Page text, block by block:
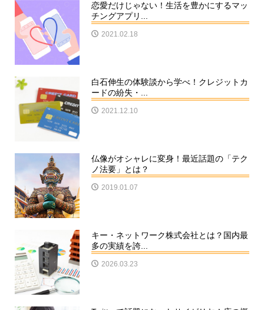
恋愛だけじゃない！生活を豊かにするマッ
チングアプリ...
2021.02.18
白石伸生の体験談から学べ！クレジットカ
ードの紛失・...
2021.12.10
仏像がオシャレに変身！最近話題の「テク
ノ法要」とは？
2019.01.07
キー・ネットワーク株式会社とは？国内最
多の実績を誇...
2026.03.23